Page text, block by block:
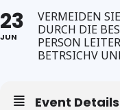
23
JUN
VERMEIDEN
DURCH DIE
PERSON
BETRSICHV
Event Details